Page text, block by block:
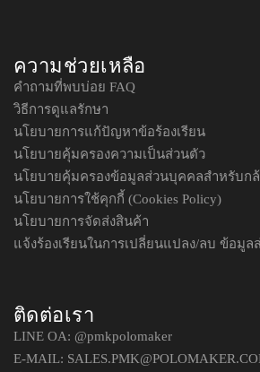
ความช่วยเหลือ
คำถามที่พบบ่อย FAQ
วิธีการดูแลรักษา
นโยบายการแก้ปัญหาข้อร้องเรียน
นโยบายคุ้มครองความเป็นส่วนตัว
นโยบายคุ้มครองข้อมูลส่วนบุคคลสำหรับก
นโยบายการใช้คุกกี้ (Cookies Policy)
นโยบายการจัดส่งสินค้า
แจ้งร้องเรียนในการเปลี่ยนแปลง/ลบ ข้อมู
ติดต่อเรา
LINE OA: @pmkpolomaker
E-MAIL: